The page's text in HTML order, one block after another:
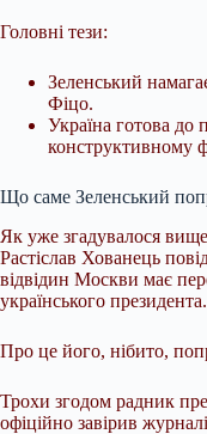
Головні тези:
Зеленський
Фіцо.
Україна готова до
конструктивному
Що саме Зеленський
Як уже згадувалося
Растіслав Хованець
відвідин Москви має
українського президента.
Про це його, нібито,
Трохи згодом радник
офіційно завірив